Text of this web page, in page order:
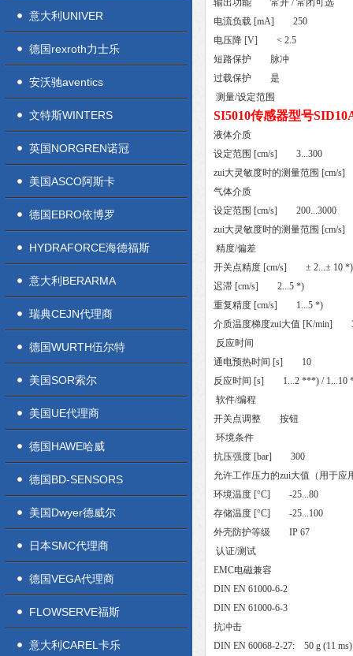
意大利UNIVER
德国rexroth力士乐
安沃驰aventics
文特斯WINTERS
英国NORGREN诺冠
美国ASCO阿斯卡
德国EBRO依博罗
HYDRAFORCE海德福斯
意大利BERARMA
瑞典CEJN代理商
德国WURTH伍尔特
美国SOR索尔
美国UE代理商
德国HAWE哈威
德国BD-SENSORS
美国Dwyer德威尔
日本SMC代理商
德国VEGA代理商
FLOWSERVE福斯
意大利CAREL卡乐
输出功能 常开 / 常闭可选
电流负载 [mA] 250
电压降 [V] < 2.5
短路保护 脉冲
过载保护 是
测量/设定范围
SI5010传感器型号
液体介质
设定范围 [cm/s] 3...300
zui大灵敏度时的测量范围 [cm/
气体介质
设定范围 [cm/s] 200...3000
zui大灵敏度时的测量范围 [cm/
精度/偏差
开关点精度 [cm/s] ± 2...± 10 *)
迟滞 [cm/s] 2...5 *)
重复精度 [cm/s] 1...5 *)
介质温度梯度zui大值 [K/min]
反应时间
通电预热时间 [s] 10
反应时间 [s] 1...2 ***) / 1...10
软件/编程
开关点调整 按钮
环境条件
抗压强度 [bar] 300
允许工作压力的zui大值（用于
环境温度 [°C] -25...80
存储温度 [°C] -25...100
外壳防护等级 IP 67
认证/测试
EMC电磁兼容
DIN EN 61000-6-2
DIN EN 61000-6-3
抗冲击
DIN EN 60068-2-27: 50 g (11